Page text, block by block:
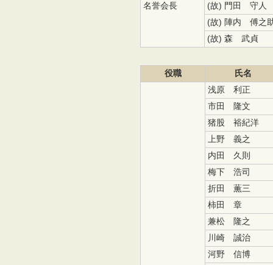
名誉会長
(故) 門田 守人
(故) 陣内 傅之
(故) 森 武貞
役職 氏名
浅原 利正
市田 隆文
猪股 裕紀洋
上野 義之
内田 久則
梅下 浩司
折田 薫三
柿田 章
兼松 隆之
川崎 誠治
河野 信博